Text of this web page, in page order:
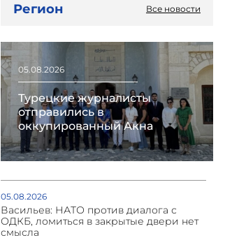
Регион Все новости
05.08.2026
Турецкие журналисты
отправились в
оккупированный Акна
05.08.2026
Васильев: НАТО против диалога с
ОДКБ, ломиться в закрытые двери нет
смысла